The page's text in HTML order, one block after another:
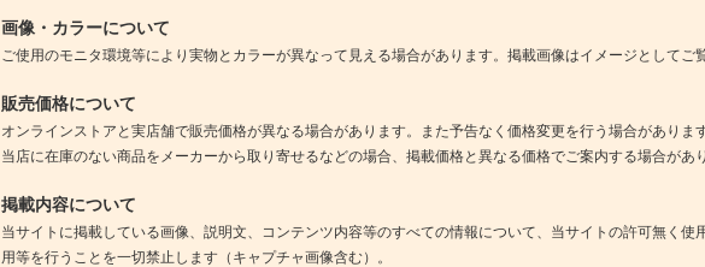
画像・カラーについて
ご使用のモニタ環境等により実物とカラーが異なって見える場合があります。掲載画像はイメージとしてご
販売価格について
オンラインストアと実店舗で販売価格が異なる場合があります。また予告なく価格変更を行う場合があります
当店に在庫のない商品をメーカーから取り寄せるなどの場合、掲載価格と異なる価格でご案内する場合があり
掲載内容について
当サイトに掲載している画像、説明文、コンテンツ内容等のすべての情報について、当サイトの許可無く使
用等を行うことを一切禁止します（キャプチャ画像含む）。